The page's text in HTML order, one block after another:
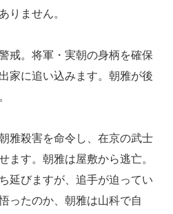
りません。
戒。将軍・実朝の身柄を確保
家に追い込みます。朝雅が後
雅殺害を命令し、在京の武士
ます。朝雅は屋敷から逃亡。
延びますが、追手が迫ってい
ったのか、朝雅は山科で自